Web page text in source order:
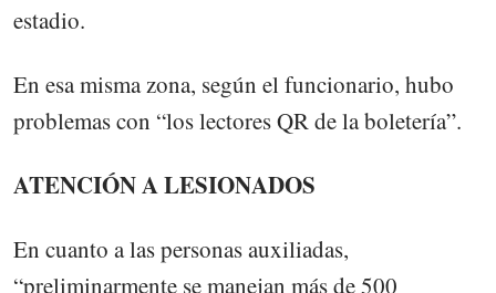
estadio.
En esa misma zona, según el funcionario, hubo
problemas con “los lectores QR de la boletería”.
ATENCIÓN A LESIONADOS
En cuanto a las personas auxiliadas,
“preliminarmente se manejan más de 500